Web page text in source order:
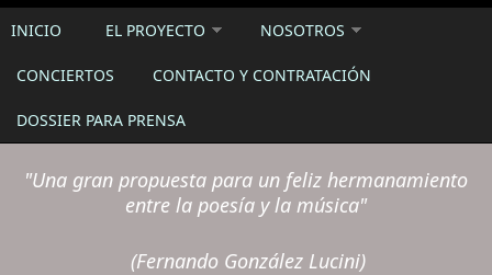
INICIO EL PROYECTO NOSOTROS
CONCIERTOS CONTACTO Y CONTRATACIÓN
DOSSIER PARA PRENSA
"Una gran propuesta para un feliz hermanamiento
entre la poesía y la música"
(Fernando González Lucini)